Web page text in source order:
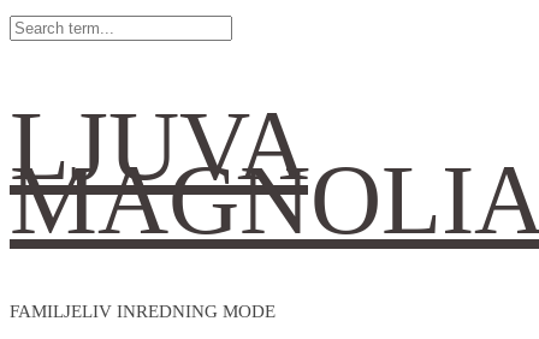
LJUVA
FAMILJELIV INREDNING MODE